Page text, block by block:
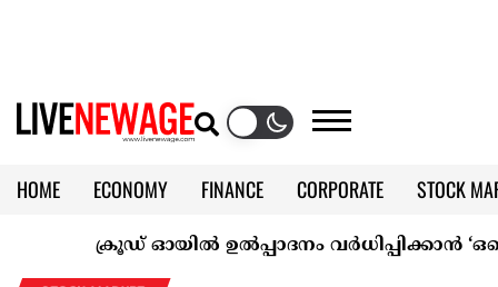
HOME ECONOMY FINANCE CORPORATE
STOCK
KERALA @70
ക്രൂഡ് ഓയിൽ ഉൽപ്പാദനം വർധിപ്പിക്കാൻ ‘ഒപെക്